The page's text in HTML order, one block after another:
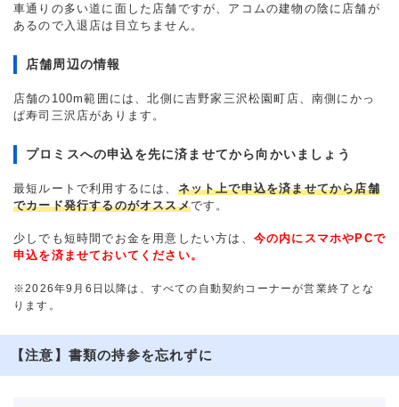
車通りの多い道に面した店舗ですが、アコムの建物の陰に店舗が
あるので入退店は目立ちません。
店舗周辺の情報
店舗の100m範囲には、北側に吉野家三沢松園町店、南側にかっ
ぱ寿司三沢店があります。
プロミスへの申込を先に済ませてから向かいましょう
最短ルートで利用するには、 ネット上で申込を済ませてから店舗
でカード発行するのがオススメです。
少しでも短時間でお金を用意したい方は、 今の内にスマホやPCで
申込を済ませておいてください。
※2026年9月6日以降は、すべての自動契約コーナーが営業終了とな
ります。
【注意】書類の持参を忘れずに